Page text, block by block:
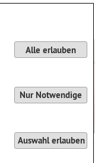
Alle erlauben
Nur Notwendige
Auswahl erlauben